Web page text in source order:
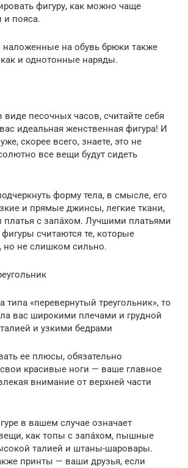
фигуру, как можно чаще
и пояса.
на обувь брюки также
как и однотонные наряды.
виде песочных часов, считайте себя
идеальная женственная фигура! И
скорее всего, знаете, это не
все вещи будут сидеть
форму тела, в смысле, его
и прямые джинсы, легкие ткани,
платья с запáхом. Лучшими платьями
считаются те, которые
но не слишком сильно.
типа «перевернутый треугольник», то
вас широкими плечами и грудной
и узкими бедрами
ее плюсы, обязательно
красивые ноги — ваше главное
внимание от верхней части
в вашем случае означает
как топы с запáхом, пышные
талией и штаны-шаровары.
принты — ваши друзья, если